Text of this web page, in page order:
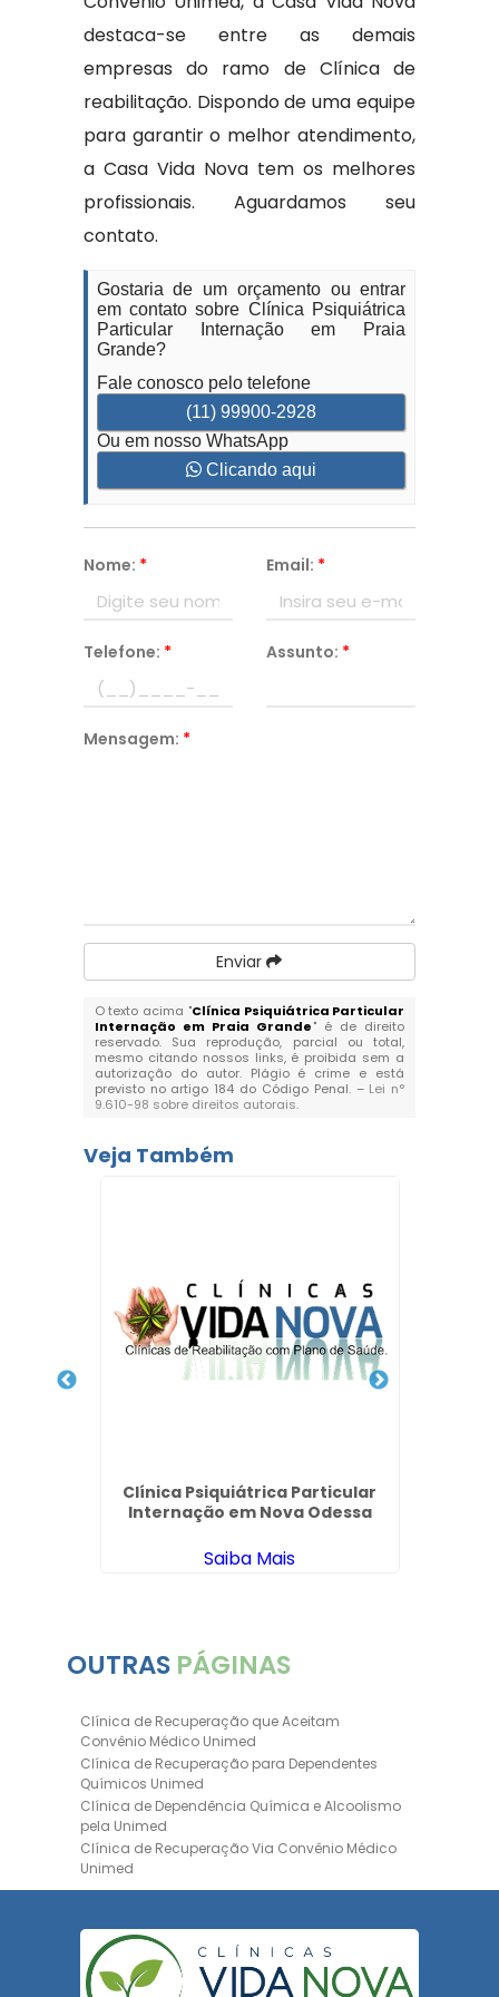
destaca-se entre as demais
empresas do ramo de Clínica de
reabilitação. Dispondo de uma equipe
para garantir o melhor atendimento,
a Casa Vida Nova tem os melhores
profissionais. Aguardamos seu
contato.
Gostaria de um orçamento ou entrar
em contato sobre Clínica Psiquiátrica
Particular Internação em Praia
Grande?
Fale conosco pelo telefone
(11) 99900-2928
Ou em nosso WhatsApp
Clicando aqui
Nome: * Email: *
Telefone: * Assunto: *
Mensagem: *
Enviar
O texto acima "Clínica Psiquiátrica Particular
Internação em Praia Grande" é de direito
reservado. Sua reprodução, parcial ou total,
mesmo citando nossos links, é proibida sem a
autorização do autor. Plágio é crime e está
previsto no artigo 184 do Código Penal. – Lei n°
9.610-98 sobre direitos autorais.
Veja Também
Clínica Psiquiátrica Particular
Internação em Nova Odessa
Saiba Mais
OUTRAS PÁGINAS
Clínica de Recuperação que Aceitam
Convênio Médico Unimed
Clínica de Recuperação para Dependentes
Químicos Unimed
Clínica de Dependência Química e Alcoolismo
pela Unimed
Clínica de Recuperação Via Convênio Médico
Unimed
Clínica de Recuperação Convênio Bradesco
Bradesco Saúde
Hospital Psiquiátrico para Dependentes
Químicos Unimed